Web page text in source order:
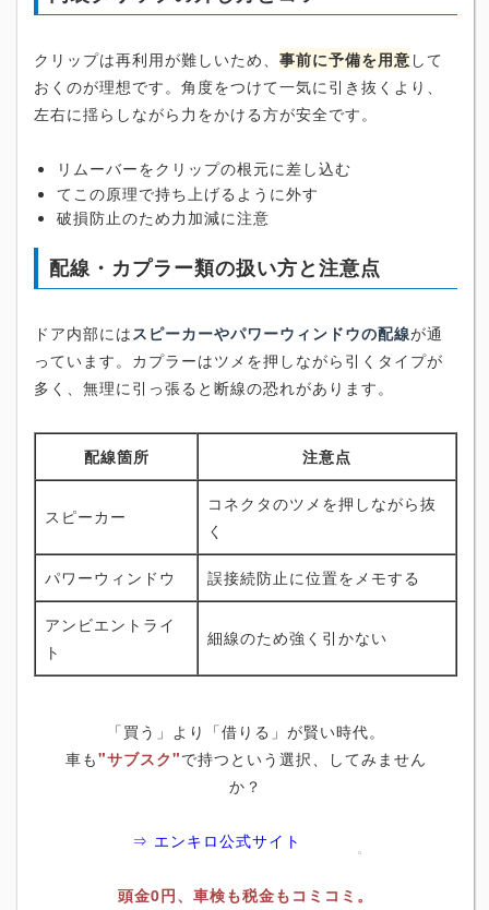
クリップは再利用が難しいため、 事前に予備を用意 して
おくのが理想です。角度をつけて一気に引き抜くより、
左右に揺らしながら力をかける方が安全です。
リムーバーをクリップの根元に差し込む
てこの原理で持ち上げるように外す
破損防止のため力加減に注意
配線・カプラー類の扱い方と注意点
ドア内部にはスピーカーやパワーウィンドウの配線が通
っています。カプラーはツメを押しながら引くタイプが
多く、無理に引っ張ると断線の恐れがあります。
配線箇所 注意点
スピーカー
コネクタのツメを押しながら抜
く
パワーウィンドウ 誤接続防止に位置をメモする
アンビエントライ
ト
細線のため強く引かない
「買う」より「借りる」が賢い時代。
車も"サブスク"で持つという選択、してみません
か？
⇒ エンキロ公式サイト
頭金0円、車検も税金もコミコミ。